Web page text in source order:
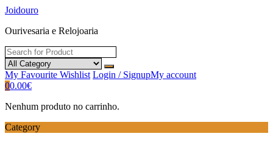
Skip
content
Joidouro
Ourivesaria e Relojoaria
My Favourite Wishlist Login / SignupMy account
00.00€
Nenhum produto no carrinho.
Category